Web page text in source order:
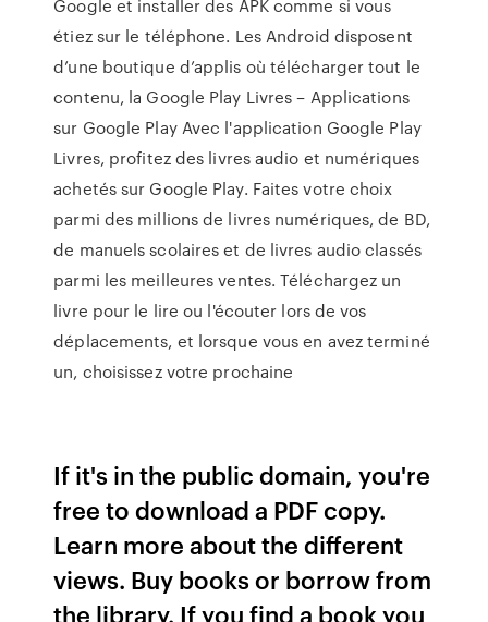
Google et installer des APK comme si vous
étiez sur le téléphone. Les Android disposent
d’une boutique d’applis où télécharger tout le
contenu, la Google Play Livres – Applications
sur Google Play Avec l'application Google Play
Livres, profitez des livres audio et numériques
achetés sur Google Play. Faites votre choix
parmi des millions de livres numériques, de BD,
de manuels scolaires et de livres audio classés
parmi les meilleures ventes. Téléchargez un
livre pour le lire ou l'écouter lors de vos
déplacements, et lorsque vous en avez terminé
un, choisissez votre prochaine
If it's in the public domain, you're
free to download a PDF copy.
Learn more about the different
views. Buy books or borrow from
the library. If you find a book you